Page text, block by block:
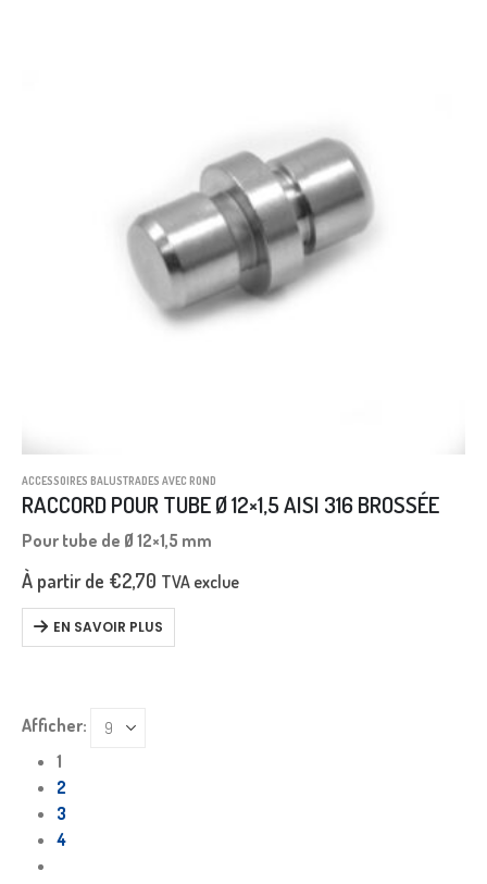
ACCESSOIRES BALUSTRADES AVEC ROND
RACCORD POUR TUBE Ø 12×1,5 AISI 316 BROSSÉE
Pour tube de Ø 12×1,5 mm
À partir de €2,70 TVA exclue
EN SAVOIR PLUS
Afficher:
1
2
3
4